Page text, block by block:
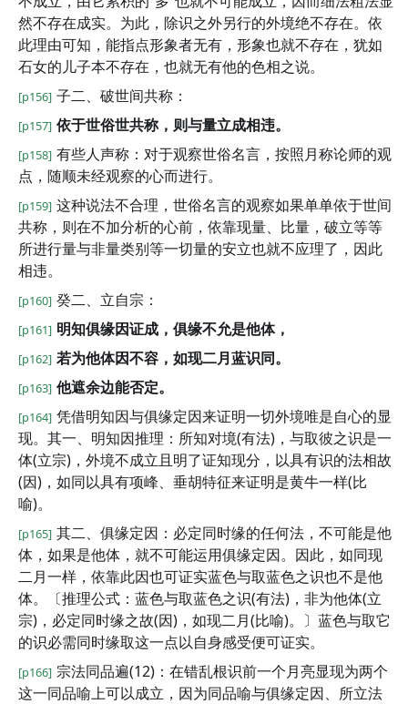
然不存在成实。为此，除识之外另行的外境绝不存在。依
此理由可知，能指点形象者无有，形象也就不存在，犹如
石女的儿子本不存在，也就无有他的色相之说。
[p156] 子二、破世间共称：
[p157] 依于世俗世共称，则与量立成相违。
[p158] 有些人声称：对于观察世俗名言，按照月称论师的观
点，随顺未经观察的心而进行。
[p159] 这种说法不合理，世俗名言的观察如果单单依于世间
共称，则在不加分析的心前，依靠现量、比量，破立等等
所进行量与非量类别等一切量的安立也就不应理了，因此
相违。
[p160] 癸二、立自宗：
[p161] 明知俱缘因证成，俱缘不允是他体，
[p162] 若为他体因不容，如现二月蓝识同。
[p163] 他遮余边能否定。
[p164] 凭借明知因与俱缘定因来证明一切外境唯是自心的显
现。其一、明知因推理：所知对境(有法)，与取彼之识是一
体(立宗)，外境不成立且明了证知现分，以具有识的法相故
(因)，如同以具有项峰、垂胡特征来证明是黄牛一样(比
喻)。
[p165] 其二、俱缘定因：必定同时缘的任何法，不可能是他
体，如果是他体，就不可能运用俱缘定因。因此，如同现
二月一样，依靠此因也可证实蓝色与取蓝色之识也不是他
体。〔推理公式：蓝色与取蓝色之识(有法)，非为他体(立
宗)，必定同时缘之故(因)，如现二月(比喻)。〕蓝色与取它
的识必需同时缘取这一点以自身感受便可证实。
[p166] 宗法同品遍(12)：在错乱根识前一个月亮显现为两个
这一同品喻上可以成立，因为同品喻与俱缘定因、所立法